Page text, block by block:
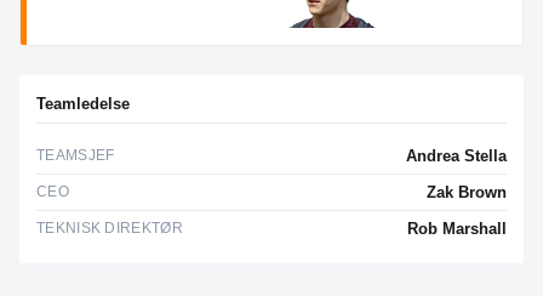
Teamledelse
TEAMSJEF Andrea Stella
CEO Zak Brown
TEKNISK DIREKTØR Rob Marshall